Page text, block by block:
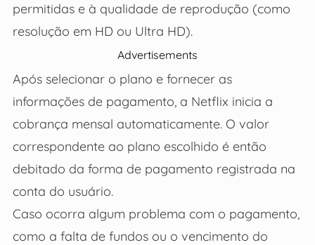
permitidas e à qualidade de reprodução (como
resolução em HD ou Ultra HD).
Advertisements
Após selecionar o plano e fornecer as
informações de pagamento, a Netflix inicia a
cobrança mensal automaticamente. O valor
correspondente ao plano escolhido é então
debitado da forma de pagamento registrada na
conta do usuário.
Caso ocorra algum problema com o pagamento,
como a falta de fundos ou o vencimento do